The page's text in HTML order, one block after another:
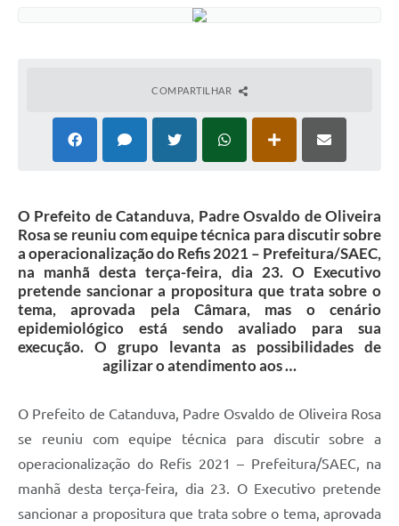
Projetos
Links
Telefones Úteis
A Prefeitura
Enquete
Agenda
Diário Oficial
COMPARTILHAR
O Prefeito de Catanduva, Padre Osvaldo de Oliveira
Rosa se reuniu com equipe técnica para discutir sobre
a operacionalização do Refis 2021 – Prefeitura/SAEC,
na manhã desta terça-feira, dia 23. O Executivo
pretende sancionar a propositura que trata sobre o
tema, aprovada pela Câmara, mas o cenário
epidemiológico está sendo avaliado para sua
execução. O grupo levanta as possibilidades de
agilizar o atendimento aos …
O Prefeito de Catanduva, Padre Osvaldo de Oliveira Rosa
se reuniu com equipe técnica para discutir sobre a
operacionalização do Refis 2021 – Prefeitura/SAEC, na
manhã desta terça-feira, dia 23. O Executivo pretende
sancionar a propositura que trata sobre o tema, aprovada